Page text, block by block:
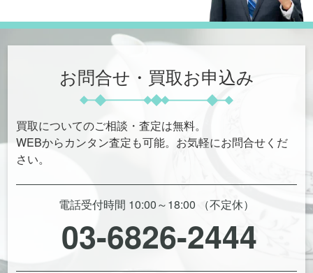
お問合せ・買取お申込み
買取についてのご相談・査定は無料。
WEBからカンタン査定も可能。お気軽にお問合せくだ
さい。
電話受付時間 10:00～18:00 （不定休）
03-6826-2444